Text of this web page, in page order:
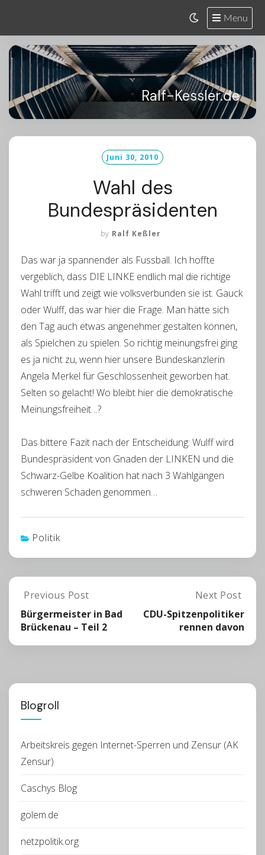
Menu
Ralf-Kessler.de
Juni 30, 2010
Wahl des
Bundespräsidenten
by Ralf Keßler
Das war ja spannender als Fussball. Ich hoffte
vergeblich, dass DIE LINKE endlich mal die richtige
Wahl trifft und zeigt wie volksverbunden sie ist. Gauck
oder Wulff, das war hier die Frage. Man hätte sich
den Tag auch etwas angenehmer gestalten können,
als Spielchen zu spielen. So richtig meinungsfrei ging
es ja nicht zu, wenn hier unsere Bundeskanzlerin
Angela Merkel für Geschlossenheit geworben hat.
Selten so gelacht! Wo bleibt hier die demokratische
Meinungsfreiheit…?
Das bittere Fazit nach der Entscheidung: Wulff wird
Bundespräsident von Gnaden der LINKEN und die
Schwarz-Gelbe Koalition hat nach 3 Wahlgängen
schweren Schaden genommen…
Politik
Post
navigation
Previous
Post:
Bürgermeister
2
Previous Post
Bürgermeister in Bad
Brückenau – Teil 2
Next
Post:
CDU-
Next Post
CDU-Spitzenpolitiker
rennen davon
Blogroll
Arbeitskreis gegen Internet-Sperren und Zensur (AK
Zensur)
Caschys Blog
golem.de
netzpolitik.org